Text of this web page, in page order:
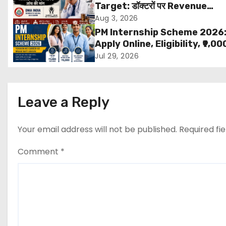
n
a
v
i
a
t
i
Target: डॉक्टरों पर Revenue
Targets थोपने के खिलाफ DMA
बड़ा कदम, NHRC से Suo Motu जांच
मांग
Aug 3, 2026
PM Internship Scheme 2026:
Apply Online, Eligibility,
Stipend, Benefits, Selection
Jul 29, 2026
Leave a Reply
Your email address will not be published. Required
Comment *